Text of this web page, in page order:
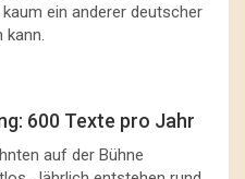
ein anderer deutscher
kann.
600 Texte pro Jahr
auf der Bühne